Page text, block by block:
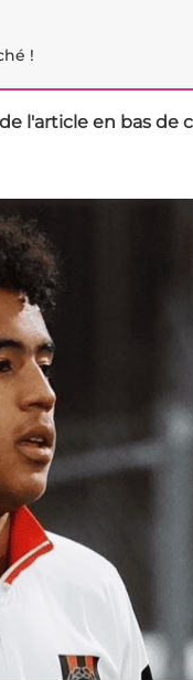
!
l'article en bas de